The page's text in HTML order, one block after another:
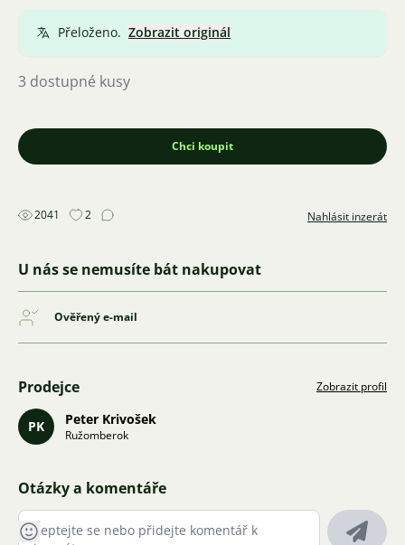
Přeloženo. Zobrazit originál
3 dostupné kusy
Chci koupit
2041 2 Nahlásit inzerát
U nás se nemusíte bát nakupovat
Ověřený e-mail
Prodejce Zobrazit profil
PK Peter Krivošek
Ružomberok
Otázky a komentáře